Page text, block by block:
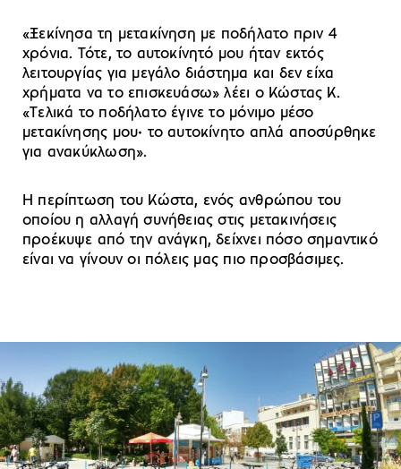
«Ξεκίνησα τη μετακίνηση με ποδήλατο πριν 4
χρόνια. Τότε, το αυτοκίνητό μου ήταν εκτός
λειτουργίας για μεγάλο διάστημα και δεν είχα
χρήματα να το επισκευάσω» λέει ο Κώστας Κ.
«Tελικά το ποδήλατο έγινε το μόνιμο μέσο
μετακίνησης μου· το αυτοκίνητο απλά αποσύρθηκε
για ανακύκλωση».
Η περίπτωση του Κώστα, ενός ανθρώπου του
οποίου η αλλαγή συνήθειας στις μετακινήσεις
προέκυψε από την ανάγκη, δείχνει πόσο σημαντικό
είναι να γίνουν οι πόλεις μας πιο προσβάσιμες.